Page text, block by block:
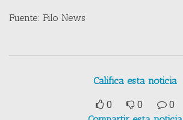
Fuente: Filo News
Califica esta noticia
0 0
0